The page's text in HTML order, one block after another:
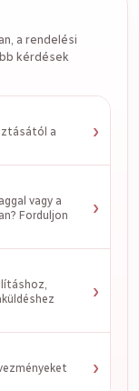
a rendelési
kérdések
a
›
vagy a
Forduljon
›
›
›